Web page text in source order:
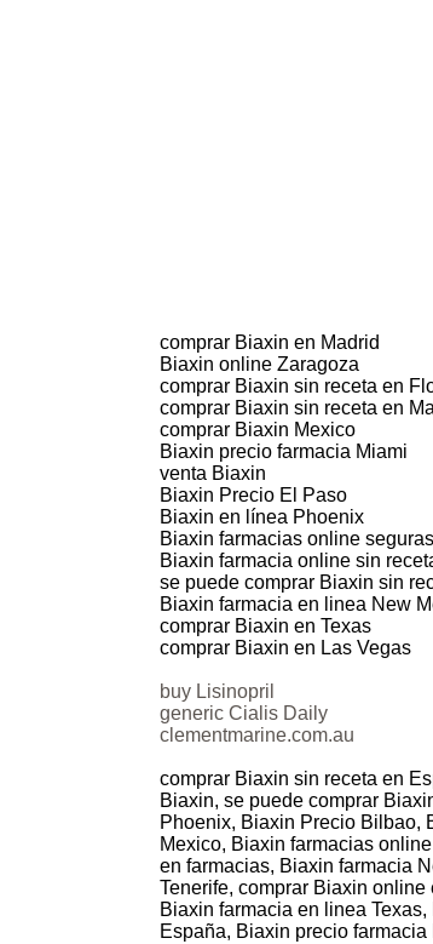
comprar Biaxin en Madrid
Biaxin online Zaragoza
comprar Biaxin sin receta en
comprar Biaxin sin receta en
comprar Biaxin Mexico
Biaxin precio farmacia Miami
venta Biaxin
Biaxin Precio El Paso
Biaxin en línea Phoenix
Biaxin farmacias online
Biaxin farmacia online sin
se puede comprar Biaxin sin
Biaxin farmacia en linea New
comprar Biaxin en Texas
comprar Biaxin en Las Vegas
buy Lisinopril
generic Cialis Daily
clementmarine.com.au
comprar Biaxin sin receta en
Biaxin, se puede comprar
Phoenix, Biaxin Precio Bilbao,
Mexico, Biaxin farmacias
en farmacias, Biaxin farmacia
Tenerife, comprar Biaxin
Biaxin farmacia en linea
España, Biaxin precio